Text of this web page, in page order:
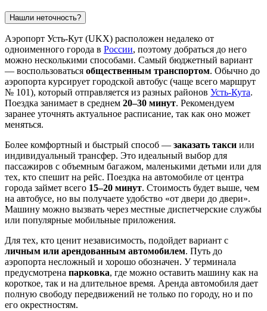
Нашли неточность?
Аэропорт Усть-Кут (UKX) расположен недалеко от
одноименного города в России, поэтому добраться до него
можно несколькими способами. Самый бюджетный вариант
— воспользоваться общественным транспортом. Обычно до
аэропорта курсирует городской автобус (чаще всего маршрут
№ 101), который отправляется из разных районов Усть-Кута.
Поездка занимает в среднем 20–30 минут. Рекомендуем
заранее уточнять актуальное расписание, так как оно может
меняться.
Более комфортный и быстрый способ — заказать такси или
индивидуальный трансфер. Это идеальный выбор для
пассажиров с объемным багажом, маленькими детьми или для
тех, кто спешит на рейс. Поездка на автомобиле от центра
города займет всего 15–20 минут. Стоимость будет выше, чем
на автобусе, но вы получаете удобство «от двери до двери».
Машину можно вызвать через местные диспетчерские службы
или популярные мобильные приложения.
Для тех, кто ценит независимость, подойдет вариант с
личным или арендованным автомобилем. Путь до
аэропорта несложный и хорошо обозначен. У терминала
предусмотрена парковка, где можно оставить машину как на
короткое, так и на длительное время. Аренда автомобиля дает
полную свободу передвижений не только по городу, но и по
его окрестностям.